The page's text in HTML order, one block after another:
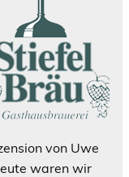
von Uwe
waren wir